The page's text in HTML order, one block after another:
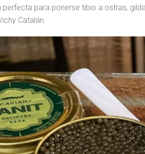
perfecta para ponerse tibio a ostras,
Catalán.